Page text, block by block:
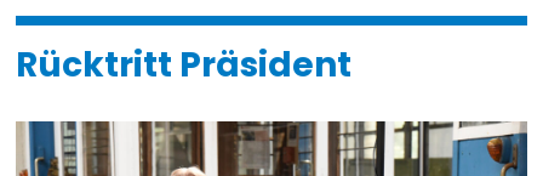
Rücktritt Präsident